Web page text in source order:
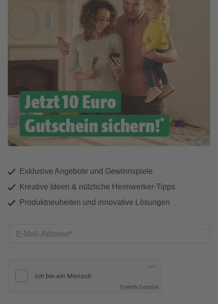
Exklusive Angebote und Gewinnspiele
Kreative Ideen & nützliche Heimwerker-Tipps
Produktneuheiten und innovative Lösungen
E-Mail-Adresse
Friendly Captcha